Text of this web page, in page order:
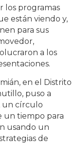
los programas
están viendo y,
para sus
a los
en el Distrito
puso a
un círculo
un tiempo para
usando un
de